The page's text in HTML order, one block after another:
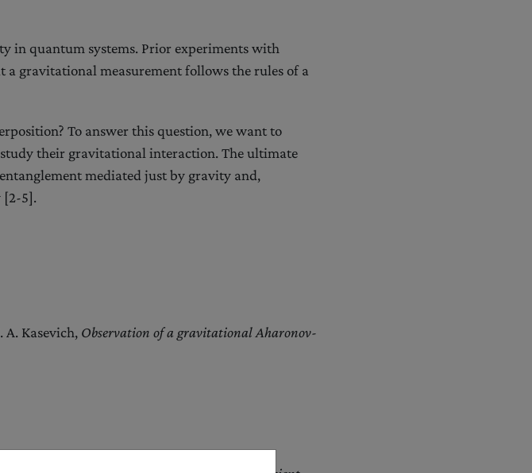
in quantum systems. Prior experiments with
gravitational measurement follows the rules of a
To answer this question, we want to
their gravitational interaction. The ultimate
mediated just by gravity and,
[2-5].
Kasevich, Observation of a gravitational Aharonov-